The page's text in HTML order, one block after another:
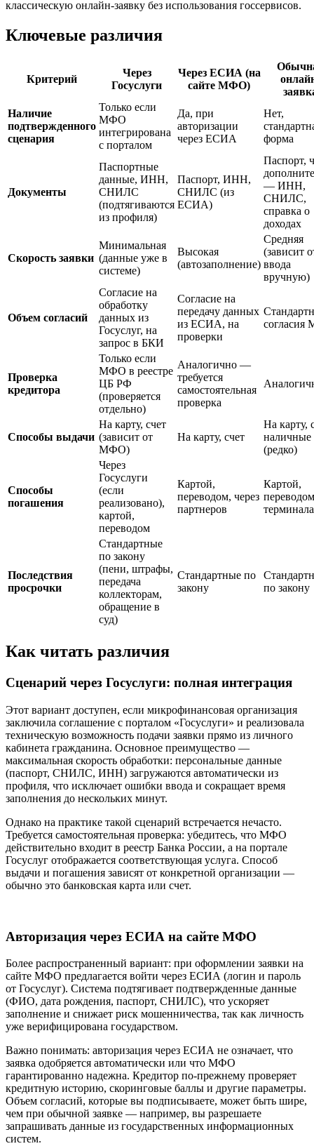
классическую онлайн-заявку без использования госсервисов.
Ключевые различия
Критерий
Через
Госуслуги
Через ЕСИА (на
сайте МФО)
Наличие
подтвержденного
сценария
Только если
МФО
интегрирована
с порталом
Да, при
авторизации
через ЕСИА
Нет,
форма
Документы
Паспортные
данные, ИНН,
СНИЛС
(подтягиваются
из профиля)
Паспорт, ИНН,
СНИЛС (из
ЕСИА)
Паспорт,
— ИНН,
СНИЛС,
справка о
доходах
Скорость заявки
Минимальная
(данные уже в
системе)
Высокая
(автозаполнение)
Средняя
(зависит
ввода
вручную)
Объем согласий
Согласие на
обработку
данных из
Госуслуг, на
запрос в БКИ
Согласие на
передачу данных
из ЕСИА, на
проверки
Проверка
кредитора
Только если
МФО в реестре
ЦБ РФ
(проверяется
отдельно)
Аналогично —
требуется
самостоятельная
проверка
Способы выдачи
На карту, счет
(зависит от
МФО)
На карту, счет
На карту,
наличные
(редко)
Способы
погашения
Через
Госуслуги
(если
реализовано),
картой,
переводом
Картой,
переводом, через
партнеров
Картой,
Последствия
просрочки
Стандартные
по закону
(пени, штрафы,
передача
коллекторам,
обращение в
суд)
Стандартные по
закону
по закону
Как читать различия
Сценарий через Госуслуги: полная интеграция
Этот вариант доступен, если микрофинансовая организация
заключила соглашение с порталом «Госуслуги» и реализовала
техническую возможность подачи заявки прямо из личного
кабинета гражданина. Основное преимущество —
максимальная скорость обработки: персональные данные
(паспорт, СНИЛС, ИНН) загружаются автоматически из
профиля, что исключает ошибки ввода и сокращает время
заполнения до нескольких минут.
Однако на практике такой сценарий встречается нечасто.
Требуется самостоятельная проверка: убедитесь, что МФО
действительно входит в реестр Банка России, а на портале
Госуслуг отображается соответствующая услуга. Способ
выдачи и погашения зависят от конкретной организации —
обычно это банковская карта или счет.
Авторизация через ЕСИА на сайте МФО
Более распространенный вариант: при оформлении заявки на
сайте МФО предлагается войти через ЕСИА (логин и пароль
от Госуслуг). Система подтягивает подтвержденные данные
(ФИО, дата рождения, паспорт, СНИЛС), что ускоряет
заполнение и снижает риск мошенничества, так как личность
уже верифицирована государством.
Важно понимать: авторизация через ЕСИА не означает, что
заявка одобряется автоматически или что МФО
гарантированно надежна. Кредитор по-прежнему проверяет
кредитную историю, скоринговые баллы и другие параметры.
Объем согласий, которые вы подписываете, может быть шире,
чем при обычной заявке — например, вы разрешаете
запрашивать данные из государственных информационных
систем.